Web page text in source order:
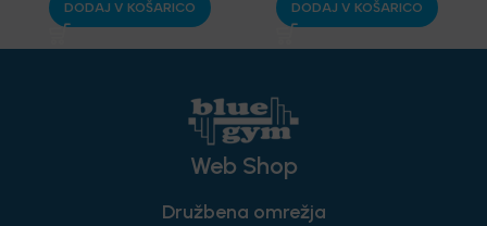
DODAJ V KOŠARICO
DODAJ V KOŠARICO
Web Shop
Družbena omrežja